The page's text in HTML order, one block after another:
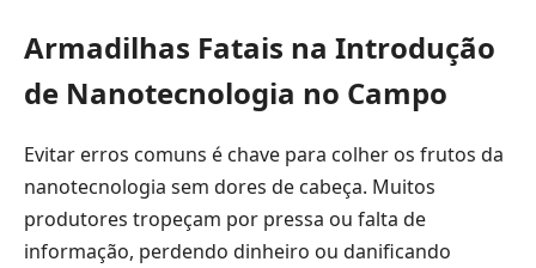
Armadilhas Fatais na Introdução
de Nanotecnologia no Campo
Evitar erros comuns é chave para colher os frutos da
nanotecnologia sem dores de cabeça. Muitos
produtores tropeçam por pressa ou falta de
informação, perdendo dinheiro ou danificando